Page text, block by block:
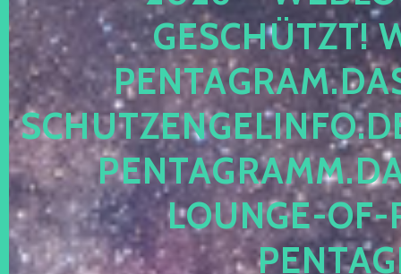
ESCHÜTZT!
OUNGE-OF-